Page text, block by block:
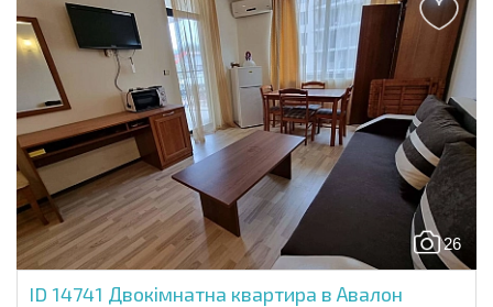
26
ID 14741 Двокімнатна квартира в Авалон